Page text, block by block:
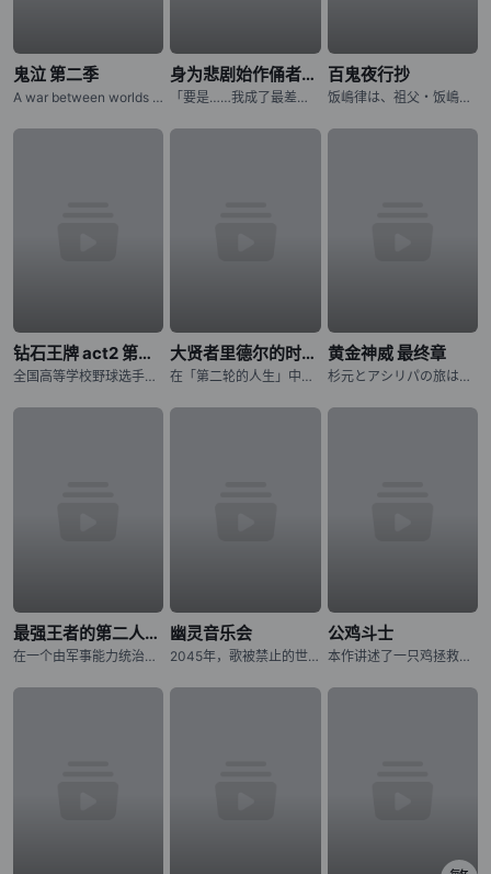
鬼泣 第二季
A war between worlds ignites as Dante must battle the only force that mirrors his own: his estranged
身为悲剧始作俑者的最强邪恶BOSS女王为民竭心尽力。 第二季
「要是……我成了最差劲的女王，记得杀了我喔。」 普莱朵·罗耶尔·艾比是一位八岁的公主。她察觉到自己前世是个出生在日本普通家庭，随处可见的平凡少女。而现在的她则是女性向游戏中作恶多端的最后头目女王……
百鬼夜行抄
饭嶋律は、祖父・饭嶋蜗牛から 妖魔を见ることができる不思议な力を 受け継いでいた。 そのために幼い顷から妖魔に狙われてきた律は 妖魔の目をあざむくために 髪を伸ばし、女の子の着物を着せられて
钻石王牌 act2 第二季
全国高等学校野球选手権东京大会に参加する各校の选手の闘志みなぎる表情から始まります。稲城実业高等学校、市大三高、薬师高校といったライバルたちが登场し、彼らに挑む青道高校は沢村栄纯がエースナンバーを背负
大贤者里德尔的时空逆行
在「第二轮的人生」中，夺回曾失去的一切！神秘组织「恶意之箱」夺走了青年里德尔的伙伴与世界。失去生存意义的他，在绝望边缘迎来最后的灵光一现：如果能回到一切尚未崩坏之前呢？历经千年、成为异形的里德尔，终于
黄金神威 最终章
杉元とアシリパの旅はクライマックスへ!! アイヌから夺われた金块を巡る生存竞争サバイバル、最终章に突入ッッ!!! 樺太から北海道に帰还した「不死身の杉元」こと杉元佐ーとアイヌの少女・アシリパは
最强王者的第二人生 第二季
在一个由军事能力统治的世界里，格雷国王拥有无与伦比的力量、财富和声望。然而，孤独在那拥有强大力量的人身后徘徊。在一个强大的国王迷人的外表之下，潜伏着一个人的外壳，没有目的和意志。转世到一个充满魔法和怪
幽灵音乐会
2045年，歌被禁止的世界――。 音乐的创造与演奏，全都由音乐应用程式《MiucS》代替人类一手包办。 少女・相叶芹亚与朋友们外出时，听见了本应被禁止的歌声。 循着歌声的方向，芹亚所看见的是——
公鸡斗士
本作讲述了一只鸡拯救人类的故事。故事舞台设定在日本——当拥有压倒性力量、破坏城市并捕食人类的异形巨兽“鬼兽”突然出现，人们正陷入绝望深渊之时，挺身而出对抗鬼兽的竟是一只鸡。这只为寻找杀害妹妹的鬼兽而四